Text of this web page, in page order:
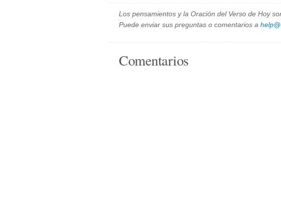
Los pensamientos y la Oración del Verso de Hoy
Puede enviar sus preguntas o comentarios a
Comentarios